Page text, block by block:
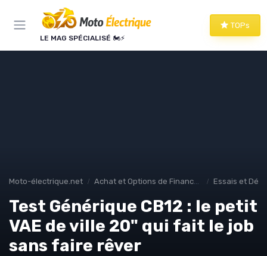
LE MAG SPÉCIALISÉ 🏍️⚡
TOPs
Moto-électrique.net Achat et Options de Financement Essais et
Test Générique CB12 : le petit
VAE de ville 20" qui fait le job
sans faire rêver
Panneau de gestion des cookies